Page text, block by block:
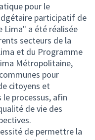
pour le
participatif de
Lima" a été réalisée
secteurs de la
et du Programme
Métropolitaine,
pour
citoyens et
processus, afin
de vie des
de permettre la